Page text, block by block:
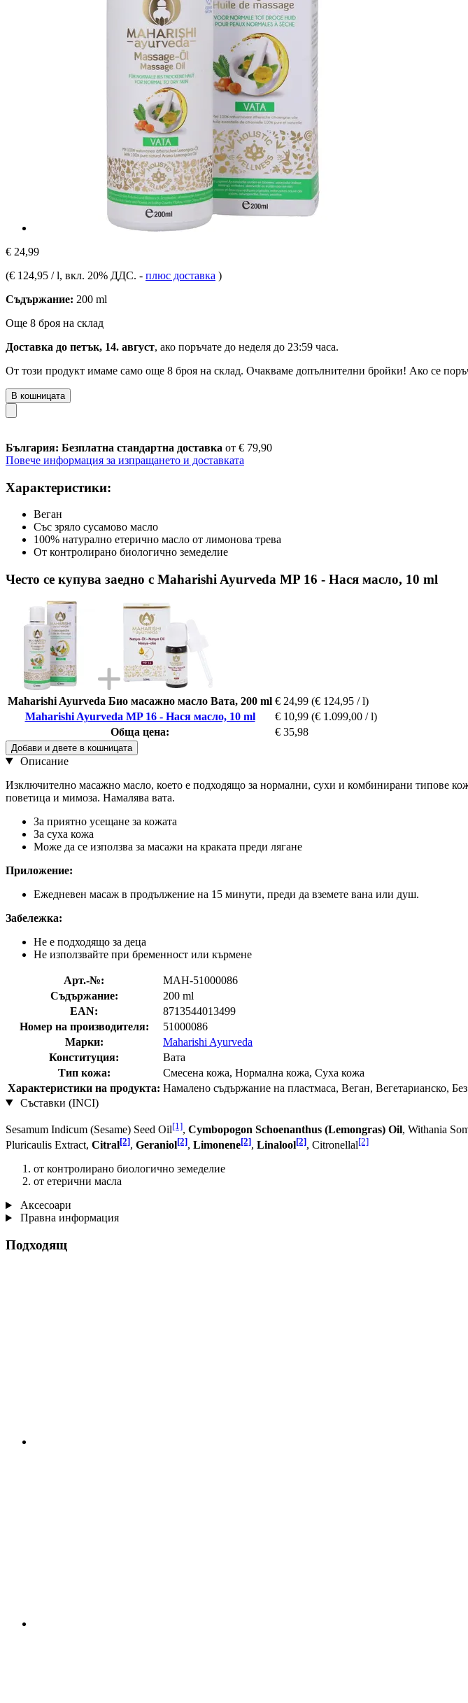
€ 24,99
(€ 124,95 / l, вкл. 20% ДДС. - плюс доставка )
Съдържание: 200 ml
Още 8 броя на склад
Доставка до петък, 14. август, ако поръчате до неделя до 23:59 часа.
От този продукт имаме само още 8 броя на склад. Очакваме допълнителни бройки! Ако се
В кошницата
България: Безплатна стандартна доставка от € 79,90
Повече информация за изпращането и доставката
Характеристики:
Веган
Със зряло сусамово масло
100% натурално етерично масло от лимонова трева
От контролирано биологично земеделие
Често се купува заедно с Maharishi Ayurveda MP 16 - Нася масло, 10 ml
Maharishi Ayurveda Био масажно масло Вата, 200 ml € 24,99 (€ 124,95 / l)
Maharishi Ayurveda MP 16 - Нася масло, 10 ml
€ 10,99 (€ 1.099,00 / l)
Обща цена:
€ 35,98
Добави и двете в кошницата
Описание
Изключително масажно масло, което е подходящо за нормални, сухи и комбинирани типове
поветица и мимоза. Намалява вата.
За приятно усещане за кожата
За суха кожа
Може да се използва за масажи на краката преди лягане
Приложение:
Ежедневен масаж в продължение на 15 минути, преди да вземете вана или душ.
Забележка:
Не е подходящо за деца
Не използвайте при бременност или кърмене
Арт.-№:
MAH-51000086
Съдържание:
200 ml
EAN:
8713544013499
Номер на производителя:
51000086
Марки:
Maharishi Ayurveda
Конституция:
Вата
Тип кожа:
Смесена кожа, Нормална кожа, Суха кожа
Характеристики на продукта: Намалено съдържание на пластмаса, Веган, Вегетарианско, Без
Съставки (INCI)
Sesamum Indicum (Sesame) Seed Oil[1], Cymbopogon Schoenanthus (Lemongras) Oil, Withania
Pluricaulis Extract, Citral[2], Geraniol[2], Limonene[2], Linalool[2], Citronellal[2]
от контролирано биологично земеделие
от етерични масла
Аксесоари
Правна информация
Подходящ